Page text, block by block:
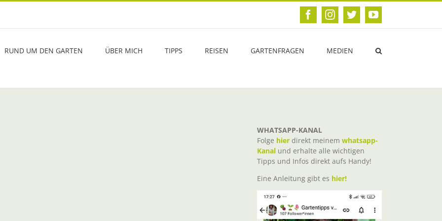
FacebookInstagram
TwitterYouTube
RUND UM DEN GARTEN ÜBER MICH TIPPS REISEN GARTENFRAGEN MEDIEN
WHATSAPP-KANAL
Folge hier direkt meinem whatsapp-
Kanal und erhalte alle wichtigen
Tipps und Infos direkt aufs Handy!
Eine Anleitung gibt es hier!